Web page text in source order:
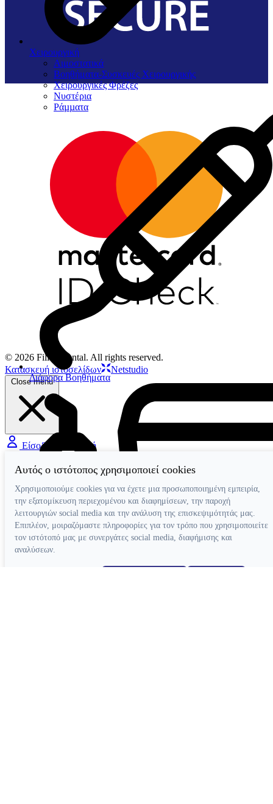
Χειρουργική
Αιμοστατικά
Βοηθήματα-Συσκευές Χειρουργικής
Χειρουργικές Φρέζες
Νυστέρια
Ράµµατα
Διάφορα Βοηθήματα
© 2026 Filios Dental. All rights reserved.
Κατασκευή ιστοσελίδων
Netstudio
Close menu
Είσοδος / Εγγραφή
Αυτός ο ιστότοπος χρησιμοποιεί cookies
Χρησιμοποιούμε cookies για να έχετε μια προσωποποιημένη εμπειρία,
την εξατομίκευση περιεχομένου και διαφημίσεων, την παροχή
λειτουργιών social media και την ανάλυση της επισκεψιμότητάς μας.
Επιπλέον, μοιραζόμαστε πληροφορίες για τον τρόπο που χρησιμοποιείτε
τον ιστότοπό μας με συνεργάτες social media, διαφήμισης και
αναλύσεων.